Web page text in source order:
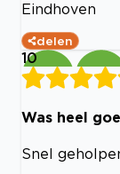
Eindhoven
delen
10
Was heel
Snel